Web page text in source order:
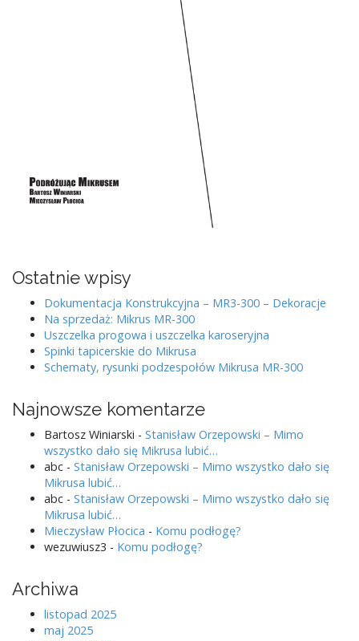
Ostatnie wpisy
Dokumentacja Konstrukcyjna – MR3-300 – Dekoracje
Na sprzedaż: Mikrus MR-300
Uszczelka progowa i uszczelka karoseryjna
Spinki tapicerskie do Mikrusa
Schematy, rysunki podzespołów Mikrusa MR-300
Najnowsze komentarze
Bartosz Winiarski - Stanisław Orzepowski – Mimo
wszystko dało się Mikrusa lubić…
abc - Stanisław Orzepowski – Mimo wszystko dało się
Mikrusa lubić…
abc - Stanisław Orzepowski – Mimo wszystko dało się
Mikrusa lubić…
Mieczysław Płocica - Komu podłogę?
wezuwiusz3 - Komu podłogę?
Archiwa
listopad 2025
maj 2025